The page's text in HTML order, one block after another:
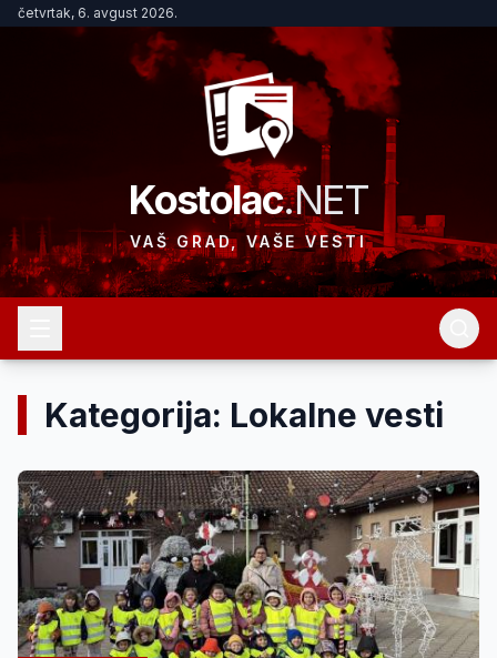
četvrtak, 6. avgust 2026.
Kostolac.NET
VAŠ GRAD, VAŠE VESTI
Kategorija: Lokalne vesti